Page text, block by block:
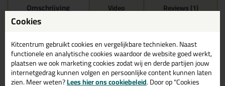
Omschrijving Video Reviews (1)
Fix Plus Levelling Clips L
2mm - 15 tot 25mm in 100
stuks
Bestel de Fix Plus Levelling Clips L 2mm - 15 tot 25mm in 100
stuks vandaag nog! Vandaag besteld = morgen in huis.
Cookies
Kitcentrum gebruikt cookies en vergelijkbare technieken. Naast
functionele en analytische cookies waardoor de website goed werkt,
plaatsen we ook marketing cookies zodat wij en derde partijen jouw
internetgedrag kunnen volgen en persoonlijke content kunnen laten
zien. Meer weten?Lees hier ons cookiebeleid. Door op "Cookies